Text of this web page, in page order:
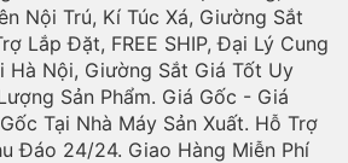
Nội Trú, Kí Túc Xá, Giường Sắt
Lắp Đặt, FREE SHIP, Đại Lý Cung
Hà Nội, Giường Sắt Giá Tốt Uy
Sản Phẩm. Giá Gốc - Giá
Tại Nhà Máy Sản Xuất. Hỗ Trợ
Đáo 24/24. Giao Hàng Miễn Phí